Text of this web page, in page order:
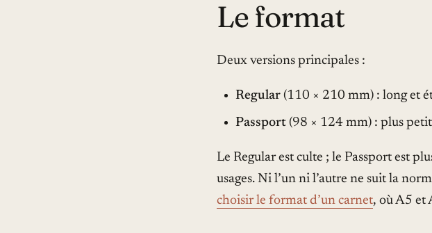
Le format
Deux versions principales :
Regular(110 × 210 mm) : long et
Passport(98 × 124 mm) : plus
Le Regular est culte ; le Passport est
usages. Ni l’un ni l’autre ne suit la
choisir le format d’un carnet, où A5 et